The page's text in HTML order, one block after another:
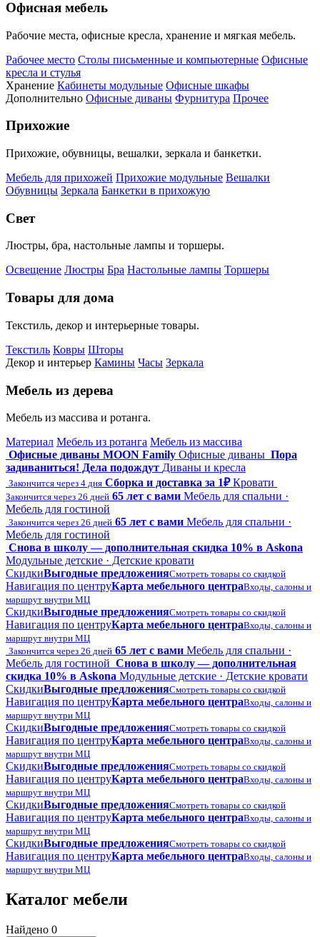
Офисная мебель
Рабочие места, офисные кресла, хранение и мягкая мебель.
Рабочее место Столы письменные и компьютерные Офисные
кресла и стулья
Хранение Кабинеты модульные Офисные шкафы
Дополнительно Офисные диваны Фурнитура Прочее
Прихожие
Прихожие, обувницы, вешалки, зеркала и банкетки.
Мебель для прихожей Прихожие модульные Вешалки
Обувницы Зеркала Банкетки в прихожую
Свет
Люстры, бра, настольные лампы и торшеры.
Освещение Люстры Бра Настольные лампы Торшеры
Товары для дома
Текстиль, декор и интерьерные товары.
Текстиль Ковры Шторы
Декор и интерьер Камины Часы Зеркала
Мебель из дерева
Мебель из массива и ротанга.
Материал Мебель из ротанга Мебель из массива
Офисные диваны MOON Family Офисные диваны Пора
задиваниться! Дела подождут Диваны и кресла
Закончится через 4 дня Сборка и доставка за 1₽ Кровати
Закончится через 26 дней 65 лет с вами Мебель для спальни ·
Мебель для гостиной
Закончится через 26 дней 65 лет с вами Мебель для спальни ·
Мебель для гостиной
Снова в школу — дополнительная скидка 10% в Askona
Модульные детские · Детские кровати
СкидкиВыгодные предложенияСмотреть товары со скидкой
Навигация по центруКарта мебельного центраВходы, салоны и
маршрут внутри МЦ
СкидкиВыгодные предложенияСмотреть товары со скидкой
Навигация по центруКарта мебельного центраВходы, салоны и
маршрут внутри МЦ
Закончится через 26 дней 65 лет с вами Мебель для спальни ·
Мебель для гостиной Снова в школу — дополнительная
скидка 10% в Askona Модульные детские · Детские кровати
СкидкиВыгодные предложенияСмотреть товары со скидкой
Навигация по центруКарта мебельного центраВходы, салоны и
маршрут внутри МЦ
СкидкиВыгодные предложенияСмотреть товары со скидкой
Навигация по центруКарта мебельного центраВходы, салоны и
маршрут внутри МЦ
СкидкиВыгодные предложенияСмотреть товары со скидкой
Навигация по центруКарта мебельного центраВходы, салоны и
маршрут внутри МЦ
СкидкиВыгодные предложенияСмотреть товары со скидкой
Навигация по центруКарта мебельного центраВходы, салоны и
маршрут внутри МЦ
СкидкиВыгодные предложенияСмотреть товары со скидкой
Навигация по центруКарта мебельного центраВходы, салоны и
маршрут внутри МЦ
Каталог мебели
Найдено 0